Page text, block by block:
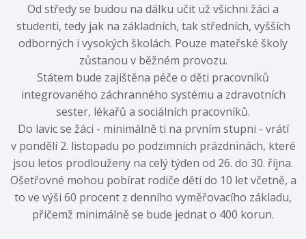
Od středy se budou na dálku učit už všichni žáci a
studenti, tedy jak na základních, tak středních, vyšších
odborných i vysokých školách. Pouze mateřské školy
zůstanou v běžném provozu.
Státem bude zajištěna péče o děti pracovníků
integrovaného záchranného systému a zdravotních
sester, lékařů a sociálních pracovníků.
Do lavic se žáci - minimálně ti na prvním stupni - vrátí
v pondělí 2. listopadu po podzimních prázdninách, které
jsou letos prodlouženy na celý týden od 26. do 30. října.
Ošetřovné mohou pobírat rodiče dětí do 10 let včetně, a
to ve výši 60 procent z denního vyměřovacího základu,
přičemž minimálně se bude jednat o 400 korun.